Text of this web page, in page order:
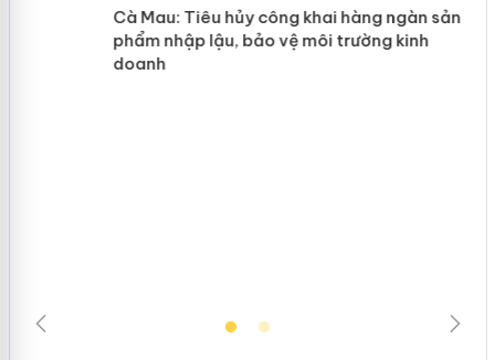
Hưng Yên: Xử lý 6 hộ kinh doanh bán
hàng giả mạo nhãn hiệu Adidas, Nike